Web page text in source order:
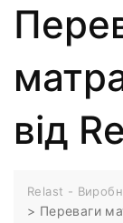
від
Relast -
> Переваги